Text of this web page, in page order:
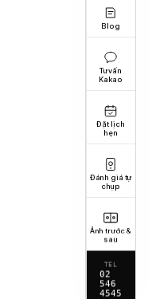
Blog
Tư vấn
Kakao
Đặt lịch
hẹn
Đánh giá tự
chụp
Ảnh trước &
sau
TEL
02
546
4545